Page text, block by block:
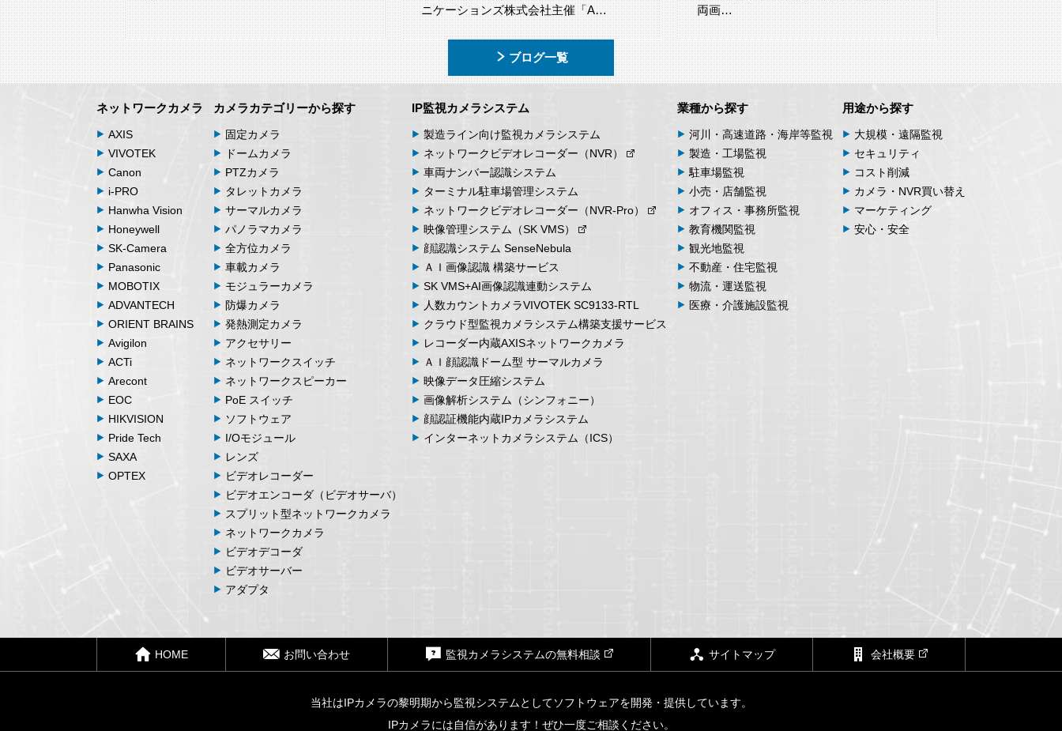
ニケーションズ株式会社主催「A…
両画…
ブログ一覧
ネットワークカメラ
AXIS
VIVOTEK
Canon
i-PRO
Hanwha Vision
Honeywell
SK-Camera
Panasonic
MOBOTIX
ADVANTECH
ORIENT BRAINS
Avigilon
ACTi
Arecont
EOC
HIKVISION
Pride Tech
SAXA
OPTEX
カメラカテゴリーから探す
固定カメラ
ドームカメラ
PTZカメラ
タレットカメラ
サーマルカメラ
パノラマカメラ
全方位カメラ
車載カメラ
モジュラーカメラ
防爆カメラ
発熱測定カメラ
アクセサリー
ネットワークスイッチ
ネットワークスピーカー
PoE スイッチ
ソフトウェア
I/Oモジュール
レンズ
ビデオレコーダー
ビデオエンコーダ（ビデオサーバ）
スプリット型ネットワークカメラ
ネットワークカメラ
ビデオデコーダ
ビデオサーバー
アダプタ
IP監視カメラシステム
製造ライン向け監視カメラシステム
ネットワーク ビデオレコーダー （NVR）
車両ナンバー認識システム
ターミナル駐車場管理システム
ネットワーク ビデオレコーダー （NVR-Pro）
映像管理システム （SK VMS）
顔認識システム SenseNebula
ＡＩ画像認識 構築サービス
SK VMS+AI画像認識連動システム
人数カウント カメラVIVOTEK SC9133-RTL
クラウド型監視カメラシステム構築支援サービス
レコーダー内蔵AXISネットワークカメラ
ＡＩ顔認識ドーム型 サーマルカメラ
映像データ圧縮システム
画像解析システム （シンフォニー）
顔認証機能内蔵IPカメラシステム
インターネット カメラシステム （ICS）
業種から探す
河川・高速道路・海岸等監視
製造・工場監視
駐車場監視
小売・店舗監視
オフィス・事務所監視
教育機関監視
観光地監視
不動産・住宅監視
物流・運送監視
医療・介護施設監視
用途から探す
大規模・遠隔監視
セキュリティ
コスト削減
カメラ・NVR買い替え
マーケティング
安心・安全
HOME お問い合わせ 監視カメラシステムの無料相談 サイトマップ 会社概要
当社はIPカメラの黎明期から監視システムとしてソフトウェアを開発・提供しています。
IPカメラには自信があります！ぜひ一度ご相談ください。